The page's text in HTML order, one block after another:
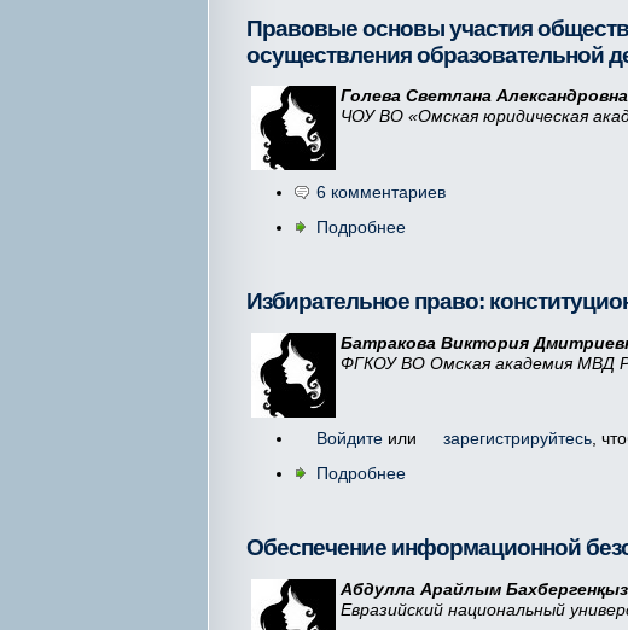
Правовые основы участия
осуществления образовательной
Голева Светлана
ЧОУ ВО «Омская юридическая
6 комментариев
Подробнее
Избирательное право:
Батракова Виктория
ФГКОУ ВО Омская академия МВД
Войдитеили зарегистрируйтесь,
Подробнее
Обеспечение информационной
Абдулла Арайлым
Евразийский национальный